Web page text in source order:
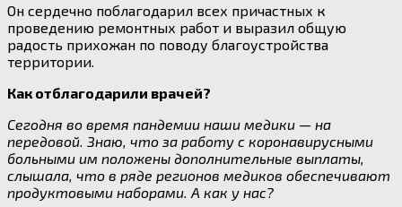
Он сердечно поблагодарил всех причастных к
проведению ремонтных работ и выразил общую
радость прихожан по поводу благоустройства
территории.
Как отблагодарили врачей?
Сегодня во время пандемии наши медики — на
передовой. Знаю, что за работу с коронавирусными
больными им положены дополнительные выплаты,
слышала, что в ряде регионов медиков обеспечивают
продуктовыми наборами. А как у нас?